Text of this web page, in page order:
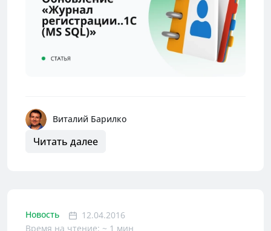
Виталий Барилко
Читать далее
Новость
12.04.2016
Время на чтение: ~ 1 мин